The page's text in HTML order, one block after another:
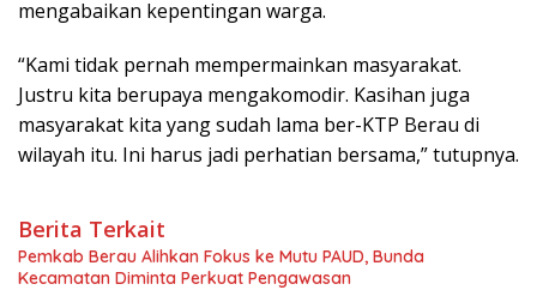
mengabaikan kepentingan warga.
“Kami tidak pernah mempermainkan masyarakat.
Justru kita berupaya mengakomodir. Kasihan juga
masyarakat kita yang sudah lama ber-KTP Berau di
wilayah itu. Ini harus jadi perhatian bersama,” tutupnya.
Berita Terkait
Pemkab Berau Alihkan Fokus ke Mutu PAUD, Bunda
Kecamatan Diminta Perkuat Pengawasan